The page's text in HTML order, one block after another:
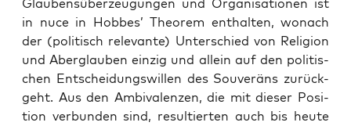
Glauben­süberzeu­gun­gen und Organ­i­sa­tio­nen ist
in nuce in Hobbes’ The­o­rem enthal­ten, wonach
der (poli­tisch rel­e­vante) Unter­schied von Reli­gion
und Aber­glauben einzig und allein auf den poli­tis­
chen Entschei­dungswillen des Sou­veräns zurück­
ge­ht. Aus den Ambivalen­zen, die mit dieser Posi­
tion ver­bun­den sind, resul­tierten auch bis heute